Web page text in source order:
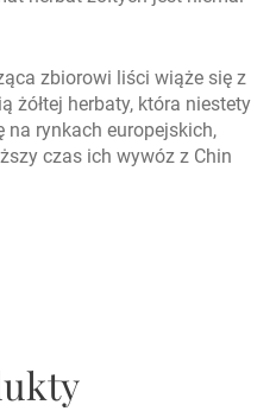
zbiorowi liści wiąże się z
żółtej herbaty, która niestety
na rynkach europejskich,
czas ich wywóz z Chin